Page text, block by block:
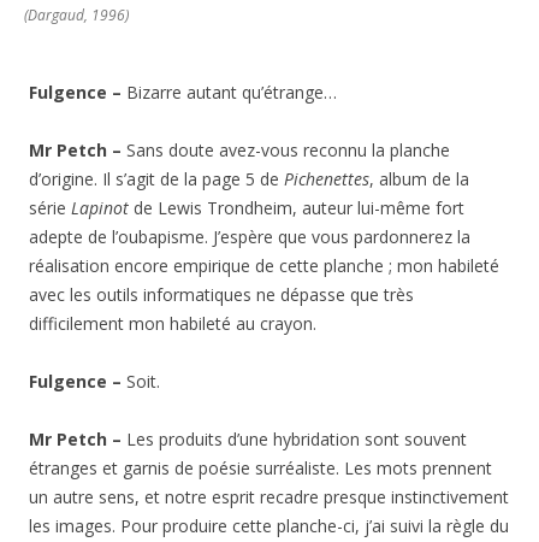
(Dargaud, 1996)
Fulgence – Bizarre autant qu’étrange…
Mr Petch – Sans doute avez-vous reconnu la planche
d’origine. Il s’agit de la page 5 de Pichenettes, album de la
série Lapinot de Lewis Trondheim, auteur lui-même fort
adepte de l’oubapisme. J’espère que vous pardonnerez la
réalisation encore empirique de cette planche ; mon habileté
avec les outils informatiques ne dépasse que très
difficilement mon habileté au crayon.
Fulgence – Soit.
Mr Petch – Les produits d’une hybridation sont souvent
étranges et garnis de poésie surréaliste. Les mots prennent
un autre sens, et notre esprit recadre presque instinctivement
les images. Pour produire cette planche-ci, j’ai suivi la règle du